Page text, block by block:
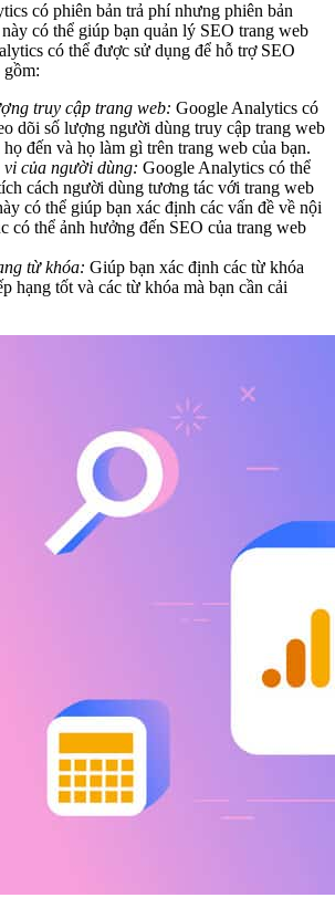
có phiên bản trả phí nhưng phiên bản
có thể giúp bạn quản lý SEO trang web
có thể được sử dụng để hỗ trợ SEO
gồm:
truy cập trang web: Google Analytics có
dõi số lượng người dùng truy cập trang web
đến và họ làm gì trên trang web của bạn.
vi của người dùng: Google Analytics có thể
cách người dùng tương tác với trang web
có thể giúp bạn xác định các vấn đề về nội
có thể ảnh hưởng đến SEO của trang web
từ khóa: Giúp bạn xác định các từ khóa
hạng tốt và các từ khóa mà bạn cần cải